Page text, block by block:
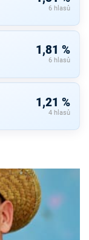
6 hlasů
1,81 %
6 hlasů
1,21 %
4 hlasů